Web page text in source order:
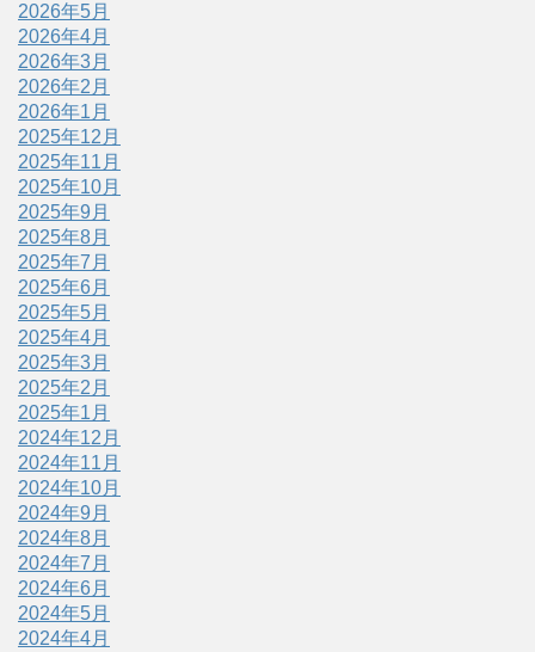
2026年5月
2026年4月
2026年3月
2026年2月
2026年1月
2025年12月
2025年11月
2025年10月
2025年9月
2025年8月
2025年7月
2025年6月
2025年5月
2025年4月
2025年3月
2025年2月
2025年1月
2024年12月
2024年11月
2024年10月
2024年9月
2024年8月
2024年7月
2024年6月
2024年5月
2024年4月